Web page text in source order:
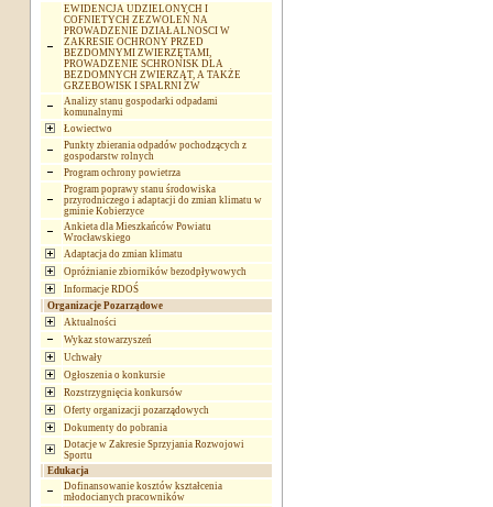
EWIDENCJA UDZIELONYCH I
COFNIETYCH ZEZWOLEŃ NA
PROWADZENIE DZIAŁALNOSCI W
ZAKRESIE OCHRONY PRZED
BEZDOMNYMI ZWIERZĘTAMI,
PROWADZENIE SCHRONISK DLA
BEZDOMNYCH ZWIERZĄT, A TAKŻE
GRZEBOWISK I SPALRNI ZW
Analizy stanu gospodarki odpadami
komunalnymi
Łowiectwo
Punkty zbierania odpadów pochodzących z
gospodarstw rolnych
Program ochrony powietrza
Program poprawy stanu środowiska
przyrodniczego i adaptacji do zmian klimatu w
gminie Kobierzyce
Ankieta dla Mieszkańców Powiatu
Wrocławskiego
Adaptacja do zmian klimatu
Opróżnianie zbiorników bezodpływowych
Informacje RDOŚ
Organizacje Pozarządowe
Aktualności
Wykaz stowarzyszeń
Uchwały
Ogłoszenia o konkursie
Rozstrzygnięcia konkursów
Oferty organizacji pozarządowych
Dokumenty do pobrania
Dotacje w Zakresie Sprzyjania Rozwojowi
Sportu
Edukacja
Dofinansowanie kosztów kształcenia
młodocianych pracowników